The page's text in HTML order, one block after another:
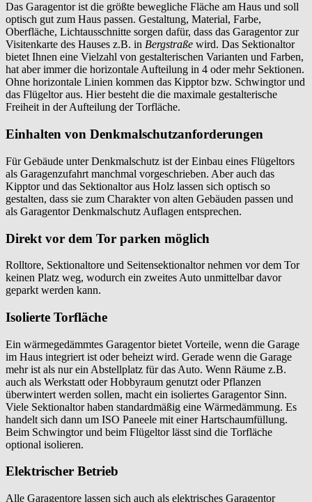
Das Garagentor ist die größte bewegliche Fläche am Haus und soll
optisch gut zum Haus passen. Gestaltung, Material, Farbe,
Oberfläche, Lichtausschnitte sorgen dafür, dass das Garagentor zur
Visitenkarte des Hauses z.B. in Bergstraße wird. Das Sektionaltor
bietet Ihnen eine Vielzahl von gestalterischen Varianten und Farben,
hat aber immer die horizontale Aufteilung in 4 oder mehr Sektionen.
Ohne horizontale Linien kommen das Kipptor bzw. Schwingtor und
das Flügeltor aus. Hier besteht die die maximale gestalterische
Freiheit in der Aufteilung der Torfläche.
Einhalten von Denkmalschutzanforderungen
Für Gebäude unter Denkmalschutz ist der Einbau eines Flügeltors
als Garagenzufahrt manchmal vorgeschrieben. Aber auch das
Kipptor und das Sektionaltor aus Holz lassen sich optisch so
gestalten, dass sie zum Charakter von alten Gebäuden passen und
als Garagentor Denkmalschutz Auflagen entsprechen.
Direkt vor dem Tor parken möglich
Rolltore, Sektionaltore und Seitensektionaltor nehmen vor dem Tor
keinen Platz weg, wodurch ein zweites Auto unmittelbar davor
geparkt werden kann.
Isolierte Torfläche
Ein wärmegedämmtes Garagentor bietet Vorteile, wenn die Garage
im Haus integriert ist oder beheizt wird. Gerade wenn die Garage
mehr ist als nur ein Abstellplatz für das Auto. Wenn Räume z.B.
auch als Werkstatt oder Hobbyraum genutzt oder Pflanzen
überwintert werden sollen, macht ein isoliertes Garagentor Sinn.
Viele Sektionaltor haben standardmäßig eine Wärmedämmung. Es
handelt sich dann um ISO Paneele mit einer Hartschaumfüllung.
Beim Schwingtor und beim Flügeltor lässt sind die Torfläche
optional isolieren.
Elektrischer Betrieb
Alle Garagentore lassen sich auch als elektrisches Garagentor